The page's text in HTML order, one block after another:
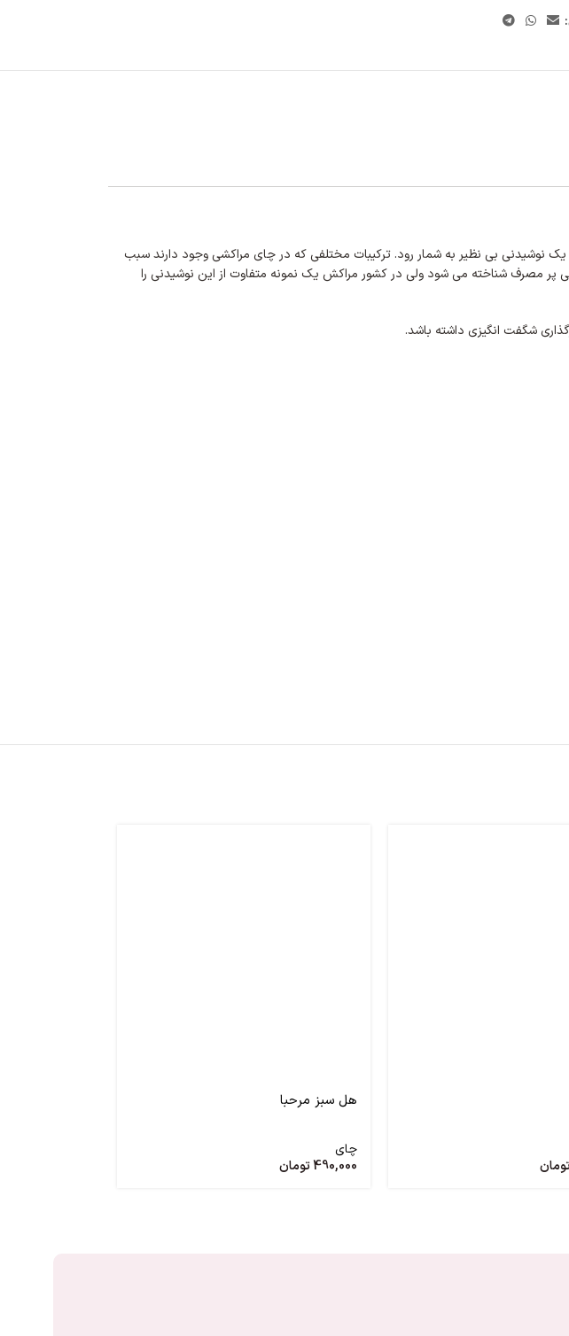
نوشیدنی بی‌ نظیر به شمار رود. ترکیبات مختلفی که در چای مراکشی وجود دارند سبب
پر مصرف شناخته می‌ شود ولی در کشور مراکش یک نمونه متفاوت از این نوشیدنی را
شگفت انگیزی داشته باشد.
هل سبز مرحبا
چای
490,000تومان